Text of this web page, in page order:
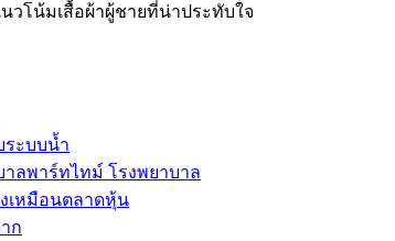
วโน้มเสื้อผ้าผู้ชายที่น่าประทับใจ
ระบบน้ำ
ลพาร์ทไทม์ โรงพยาบาล
เหมือนตลาดหุ้น
ก